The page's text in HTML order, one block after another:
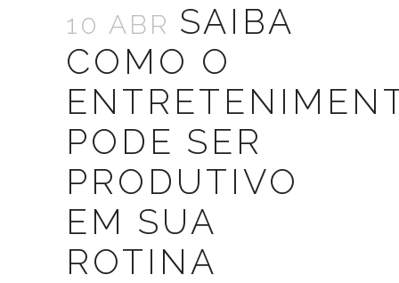
10 ABR SAIBA
COMO O
PODE SER
PRODUTIVO
EM SUA
ROTINA